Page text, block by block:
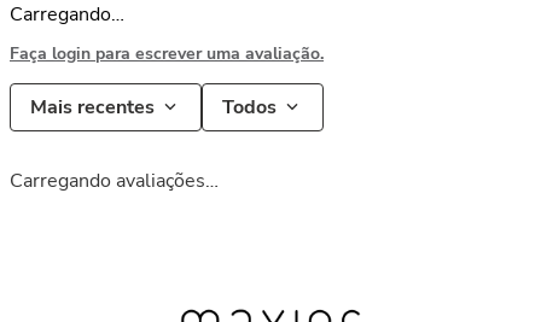
Carregando…
Faça login para escrever uma avaliação.
Mais recentes Todos
Carregando avaliações…